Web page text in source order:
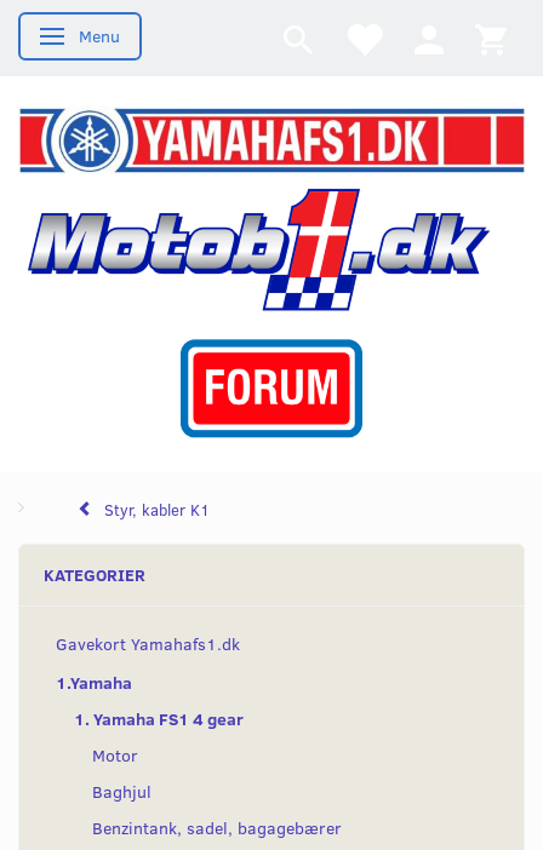
Skifte navigation
Menu
Styr, kabler K1
KATEGORIER
Gavekort Yamahafs1.dk
1.Yamaha
1. Yamaha FS1 4 gear
Motor
Baghjul
Benzintank, sadel, bagagebærer